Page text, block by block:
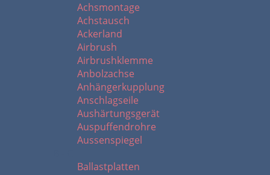
Achsmontage
Achstausch
Ackerland
Airbrush
Airbrushklemme
Anbolzachse
Anhängerkupplung
Anschlagseile
Aushärtungsgerät
Auspuffendrohre
Aussenspiegel
Ballastplatten